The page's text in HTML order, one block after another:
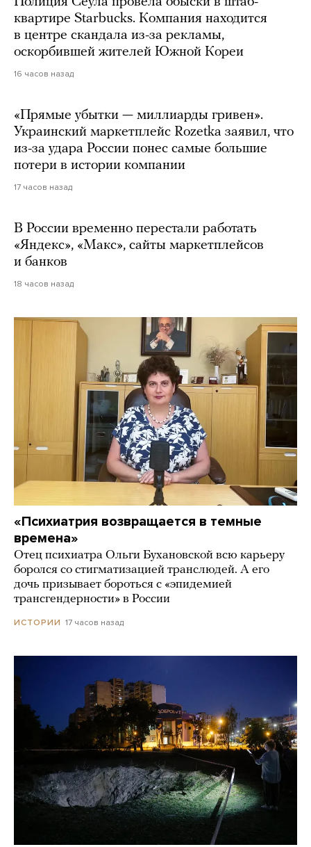
квартире Starbucks. Компания находится
в центре скандала из-за рекламы,
оскорбившей жителей Южной Кореи
16 часов назад
«Прямые убытки — миллиарды гривен».
Украинский маркетплейс Rozetka заявил, что
из-за удара России понес самые большие
потери в истории компании
17 часов назад
В России временно перестали работать
«Яндекс», «Макс», сайты маркетплейсов
и банков
18 часов назад
«Психиатрия возвращается в темные
времена»
Отец психиатра Ольги Бухановской всю карьеру
боролся со стигматизацией транслюдей. А его
дочь призывает бороться с «эпидемией
трансгендерности» в России
ИСТОРИИ 17 часов назад